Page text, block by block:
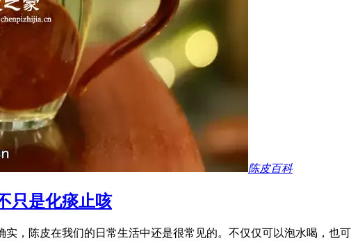
陈皮百科
只是化痰止咳
，陈皮在我们的日常生活中还是很常见的。不仅仅可以泡水喝，也